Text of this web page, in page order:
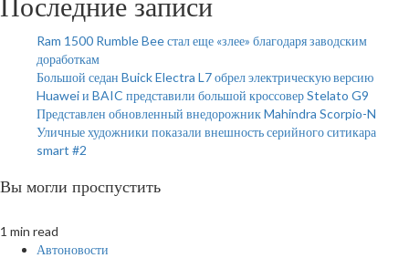
Ram 1500 Rumble Bee стал еще «злее» благодаря заводским
доработкам
Большой седан Buick Electra L7 обрел электрическую версию
Huawei и BAIC представили большой кроссовер Stelato G9
Представлен обновленный внедорожник Mahindra Scorpio-N
Уличные художники показали внешность серийного ситикара
smart #2
Вы могли проспустить
1 min read
Автоновости